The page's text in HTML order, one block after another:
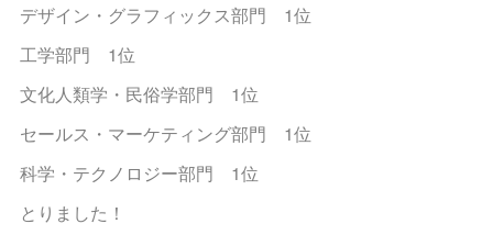
デザイン・グラフィックス部門 1位
工学部門 1位
文化人類学・民俗学部門 1位
セールス・マーケティング部門 1位
科学・テクノロジー部門 1位
とりました！